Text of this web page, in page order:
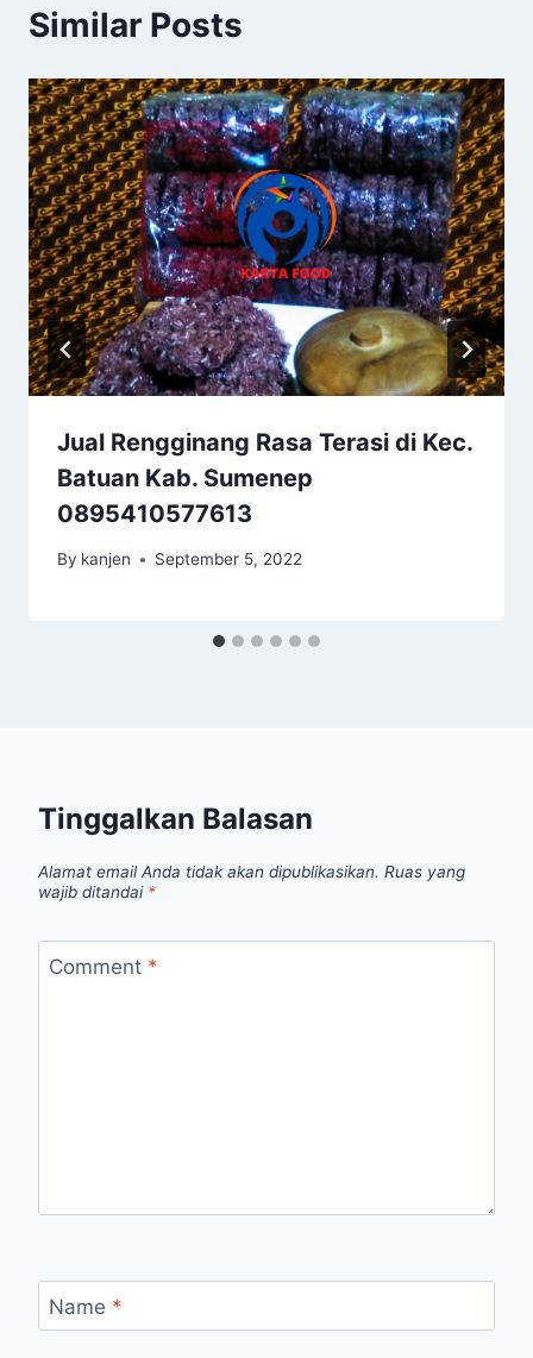
Similar Posts
Jual Rengginang Rasa Terasi di Kec.
Batuan Kab. Sumenep
0895410577613
By kanjen September 5, 2022
Tinggalkan Balasan
Alamat email Anda tidak akan dipublikasikan. Ruas yang
wajib ditandai *
Comment *
Name *